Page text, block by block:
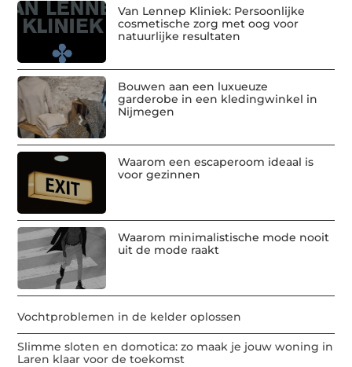
Van Lennep Kliniek: Persoonlijke
cosmetische zorg met oog voor
natuurlijke resultaten
Bouwen aan een luxueuze
garderobe in een kledingwinkel in
Nijmegen
Waarom een escaperoom ideaal is
voor gezinnen
Waarom minimalistische mode nooit
uit de mode raakt
Vochtproblemen in de kelder oplossen
Slimme sloten en domotica: zo maak je jouw woning in
Laren klaar voor de toekomst